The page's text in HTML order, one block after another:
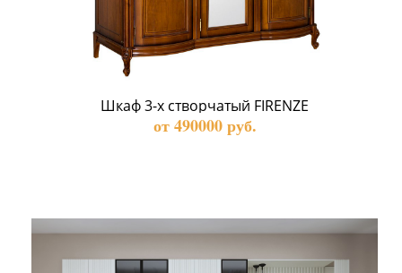
Шкаф 3-х створчатый FIRENZE
от 490000 руб.